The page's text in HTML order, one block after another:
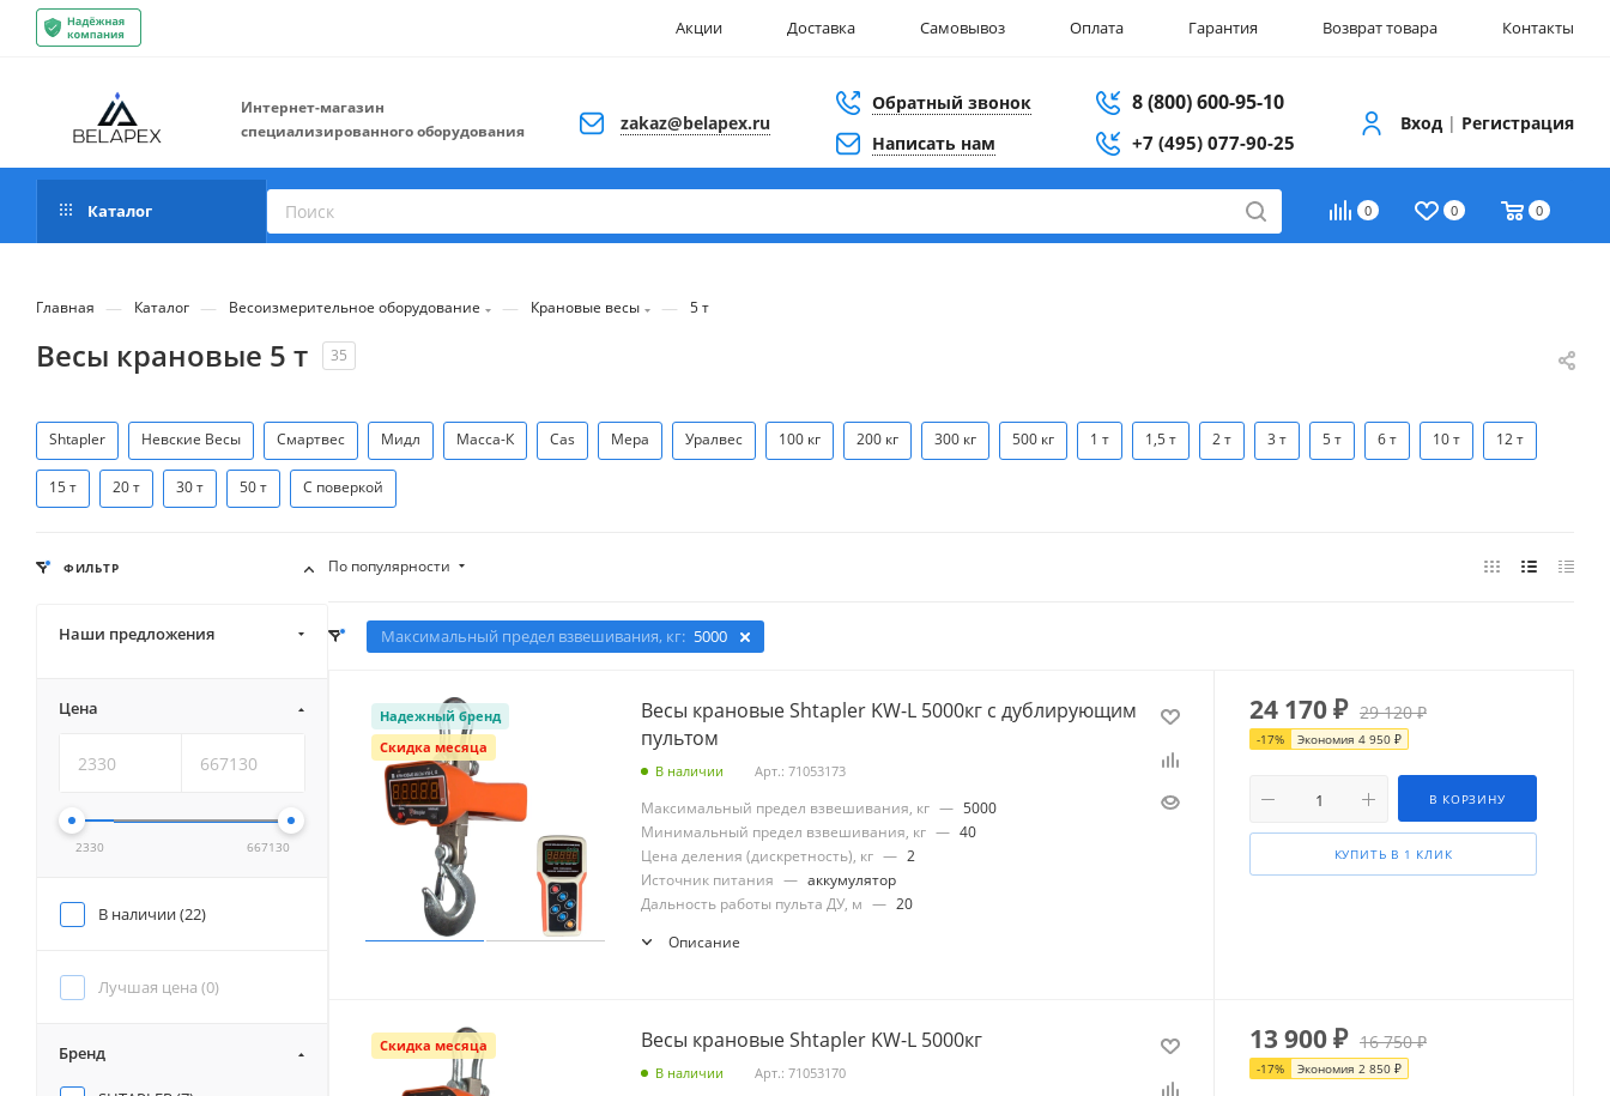
Акции Доставка Самовывоз Оплата Гарантия Возврат товара Контакты
Интернет-магазин
специализированного оборудования
zakaz@belapex.ru
Обратный звонок
Написать нам
8 (800) 600-95-10
+7 (495) 077-90-25
Вход | Регистрация
0 0 0
Каталог
Главная — Каталог — Весоизмерительное оборудование — Крановые весы — 5 т
Весы крановые 5 т 35
Shtapler Невские Весы Смартвес Мидл Масса-К Cas Мера Уралвес 100 кг 200 кг 300 кг 500 кг 1 т 1,5 т 2 т 3 т 5 т 6 т 10 т 12 т
15 т 20 т 30 т 50 т С поверкой
По популярности
Максимальный предел взвешивания, кг: 5000
Надежный бренд
Скидка месяца
Весы крановые Shtapler KW-L 5000кг с дублирующим
пультом
В наличии Арт.: 71053173
Максимальный предел взвешивания, кг — 5000
Минимальный предел взвешивания, кг — 40
Цена деления (дискретность), кг — 2
Источник питания — аккумулятор
Дальность работы пульта ДУ, м — 20
Описание
24 170₽ 29 120₽
-17% Экономия 4 950 ₽
В КОРЗИНУ
КУПИТЬ В 1 КЛИК
Скидка месяца Весы крановые Shtapler KW-L 5000кг
В наличии Арт.: 71053170
13 900₽ 16 750₽
-17% Экономия 2 850 ₽
ФИЛЬТР
Наши предложения
Цена
2330 667130
В наличии (22)
Лучшая цена (0)
Бренд